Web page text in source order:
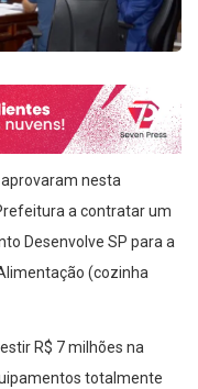
nesta
a contratar um
Desenvolve SP para a
(cozinha
R$ 7 milhões na
totalmente